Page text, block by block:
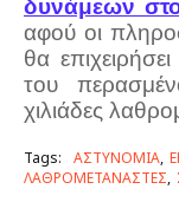
δυνάμεων
αφού οι
θα
του
χιλιάδες
Tags: ΑΣΤΥΝΟΜΙΑ
ΛΑΘΡΟΜΕΤΑΝΑΣΤΕΣ